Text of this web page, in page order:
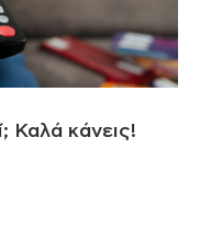
Καλά κάνεις!